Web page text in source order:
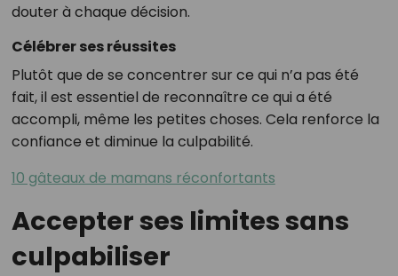
douter à chaque décision.
Célébrer ses réussites
Plutôt que de se concentrer sur ce qui n’a pas été
fait, il est essentiel de reconnaître ce qui a été
accompli, même les petites choses. Cela renforce la
confiance et diminue la culpabilité.
10 gâteaux de mamans réconfortants
Accepter ses limites sans
culpabiliser